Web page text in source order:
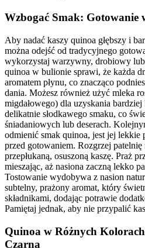
Wzbogać Smak: Gotowanie
Aby nadać kaszy quinoa głębszy i
można odejść od tradycyjnego
wykorzystaj warzywny, drobiowy
quinoa w bulionie sprawi, że każda
aromatem płynu, co znacząco
dania. Możesz również użyć mleka
migdałowego) dla uzyskania
delikatnie słodkawego smaku, co
śniadaniowych lub deserach.
odmienić smak quinoa, jest jej lekkie
przed gotowaniem. Rozgrzej
przepłukaną, osuszoną kaszę. Praż
mieszając, aż nasiona zaczną lekko
Tostowanie wydobywa z nasion
subtelny, prażony aromat, który
składnikami, dodając potrawie
Pamiętaj jednak, aby nie przypalić
Quinoa w Różnych
Czarna